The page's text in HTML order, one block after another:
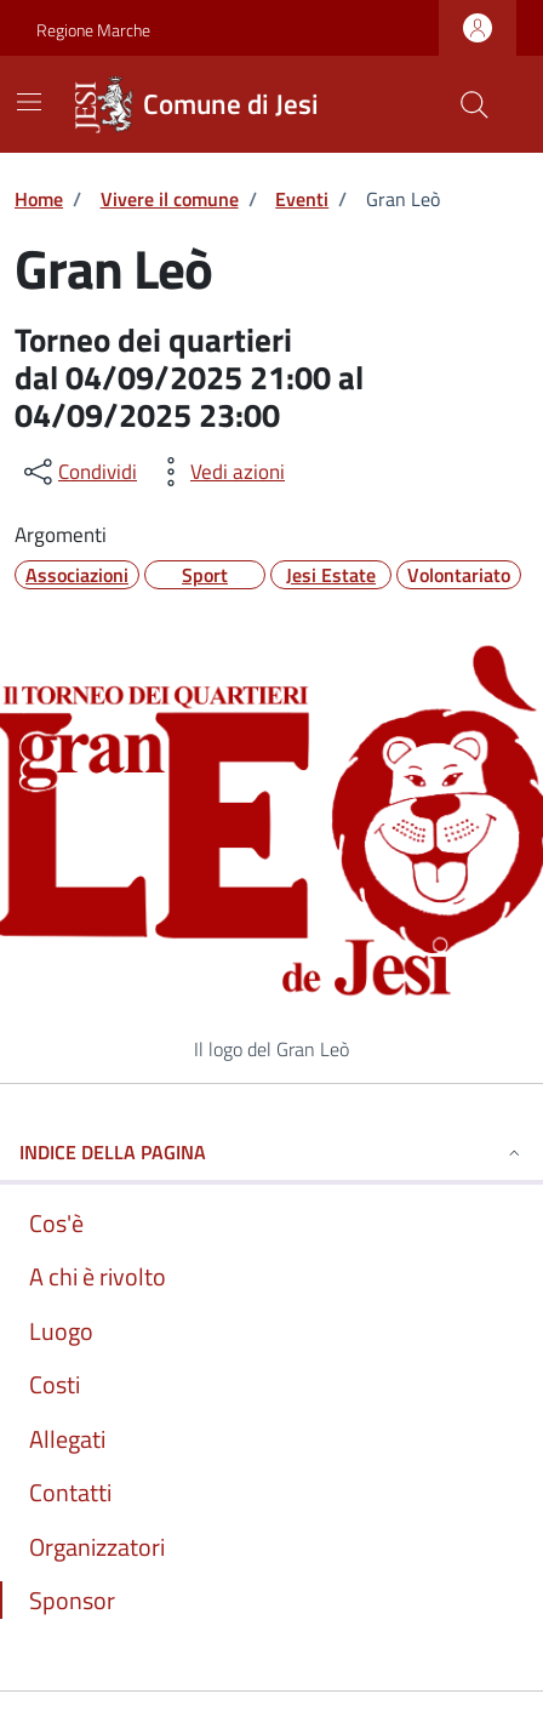
Skip to Main Content
Regione Marche
Comune di Jesi
Home / Vivere il comune / Eventi / Gran Leò
Gran Leò
Torneo dei quartieri
dal 04/09/2025 21:00 al
04/09/2025 23:00
Condividi Vedi azioni
Argomenti
Associazioni Sport Jesi Estate Volontariato
Il logo del Gran Leò
INDICE DELLA PAGINA
Cos'è
A chi è rivolto
Luogo
Costi
Allegati
Contatti
Organizzatori
Sponsor